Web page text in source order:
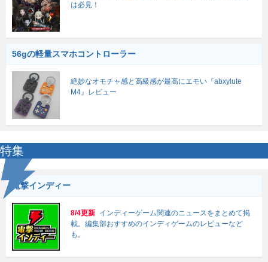
は必見！
56gの軽量スマホコントローラー
絶妙なオモチャ感と高級感が最高にエモい『abxylute
M4』レビュー
特集
電撃インディー
8/4更新 インディーゲーム関連のニュースをまとめて掲
載。編集部おすすめのインディゲームのレビューなど
も。